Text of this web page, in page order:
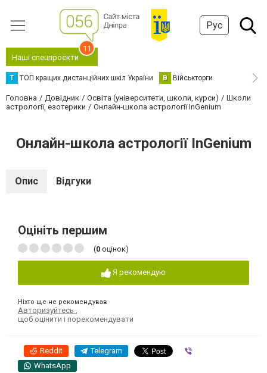
Рус
Наші спецпроєкти
11
Т ТОП кращих дистанційних шкіл України В Військторги
Головна Довідник Освіта (університети, школи, курси)
Школи
астрології, езотерики
Онлайн-школа астрології InGenium
Онлайн-школа астрології InGenium
Опис Відгуки
Оцініть першим
(0 оцінок)
Я рекомендую
Ніхто ще не рекомендував
Авторизуйтесь
щоб оцінити і порекомендувати
Reddit Telegram
WhatsApp